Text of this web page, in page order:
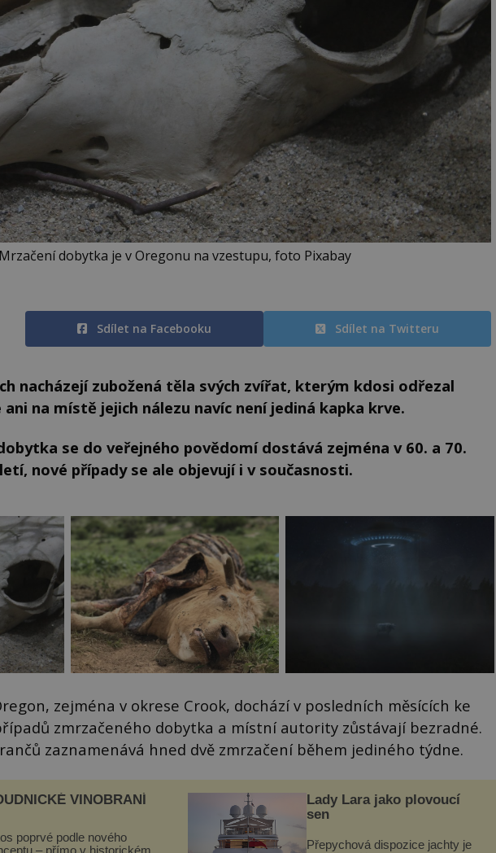
Mrzačení dobytka je v Oregonu na vzestupu, foto Pixabay
Sdílet na Facebooku Sdílet na Twitteru
nacházejí zubožená těla svých zvířat, kterým kdosi odřezal
na místě jejich nálezu navíc není jediná kapka krve.
se do veřejného povědomí dostává zejména v 60. a 70.
nové případy se ale objevují i v současnosti.
zejména v okrese Crook, dochází v posledních měsících ke
zmrzačeného dobytka a místní autority zůstávají bezradné.
zaznamenává hned dvě zmrzačení během jediného týdne.
VINOBRANÍ
poprvé podle nového
– přímo v historickém
Lady Lara jako plovoucí
sen
Přepychová dispozice jachty je